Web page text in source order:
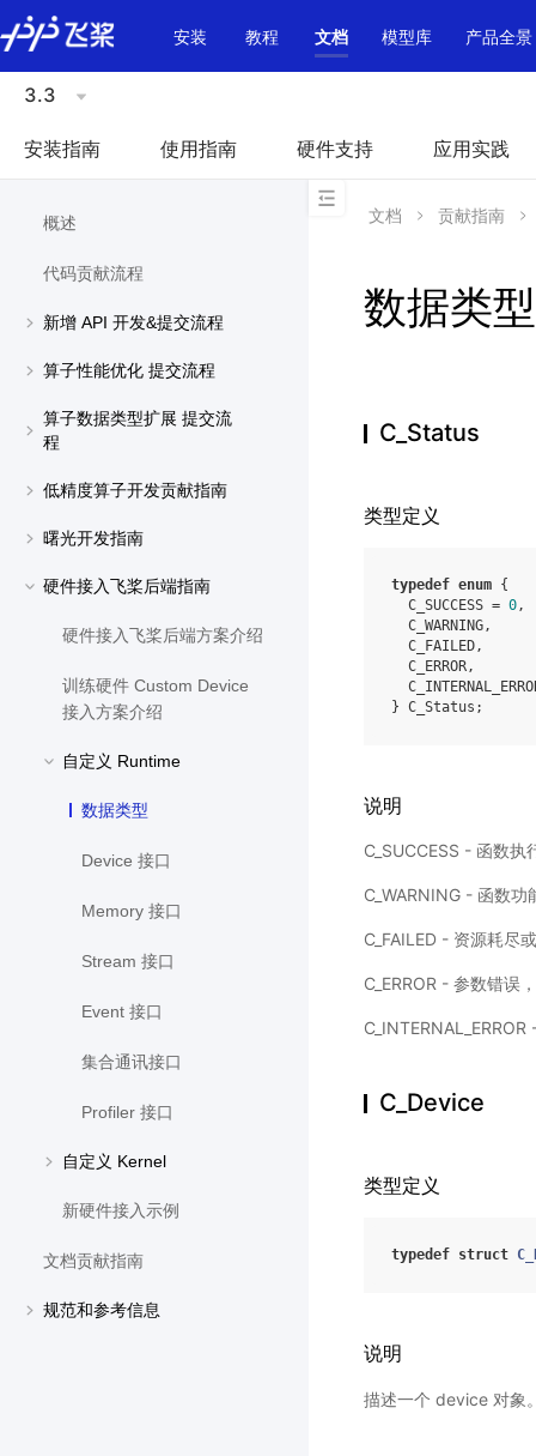
\u200E
安装
教程 文档 模型库 产品全景
3.3
安装指南 使用指南 硬件支持 应用实践
概述
代码贡献流程
新增 API 开发&提交流程
算子性能优化 提交流程
算子数据类型扩展 提交流
程
低精度算子开发贡献指南
曙光开发指南
硬件接入飞桨后端指南
硬件接入飞桨后端方案介绍
训练硬件 Custom Device
接入方案介绍
自定义 Runtime
数据类型
Device 接口
Memory 接口
Stream 接口
Event 接口
集合通讯接口
Profiler 接口
自定义 Kernel
新硬件接入示例
文档贡献指南
规范和参考信息
文档 贡献指南
数据类型
C_Status
类型定义
typedef enum {
C_SUCCESS = 0,
C_WARNING,
C_FAILED,
C_ERROR,
} C_Status ;
说明
C_SUCCESS - 函数执
C_WARNING - 函数
C_FAILED - 资源耗尽
C_ERROR - 参数错误
C_Device
类型定义
typedef struct
说明
描述一个 device 对象